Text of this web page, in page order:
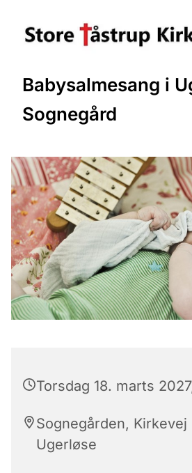
Babysalmesang i
Sognegård
Torsdag 18. marts
Sognegården,
Ugerløse